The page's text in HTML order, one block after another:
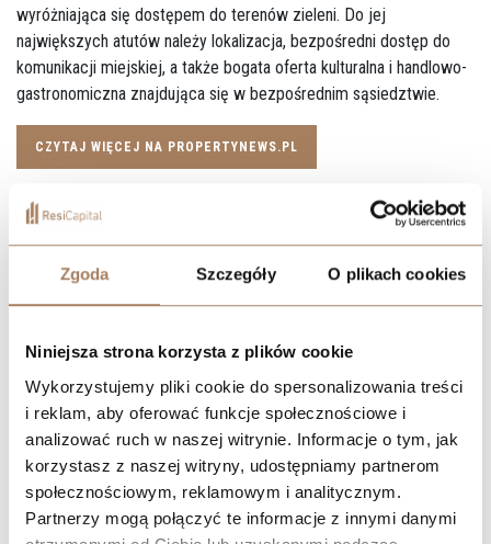
Zgoda Szczegóły O plikach cookies
Niniejsza strona korzysta z plików cookie
Wykorzystujemy pliki cookie do spersonalizowania treści
i reklam, aby oferować funkcje społecznościowe i
analizować ruch w naszej witrynie. Informacje o tym, jak
korzystasz z naszej witryny, udostępniamy partnerom
społecznościowym, reklamowym i analitycznym.
Partnerzy mogą połączyć te informacje z innymi danymi
wyróżniająca się dostępem do terenów zieleni. Do jej
największych atutów należy lokalizacja, bezpośredni dostęp do
komunikacji miejskiej, a także bogata oferta kulturalna i handlowo-
gastronomiczna znajdująca się w bezpośrednim sąsiedztwie.
CZYTAJ WIĘCEJ NA PROPERTYNEWS.PL